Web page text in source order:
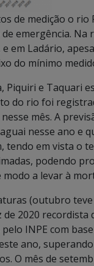
de medição o
emergência.
em Ladário,
do mínimo
Piquiri e Taquari
do rio foi
mês. A
nesse ano e
tendo em vista o
podendo
a levar à
(outubro
2020
INPE com
ano,
O mês de